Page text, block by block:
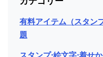
有料アイテム（スタン
題